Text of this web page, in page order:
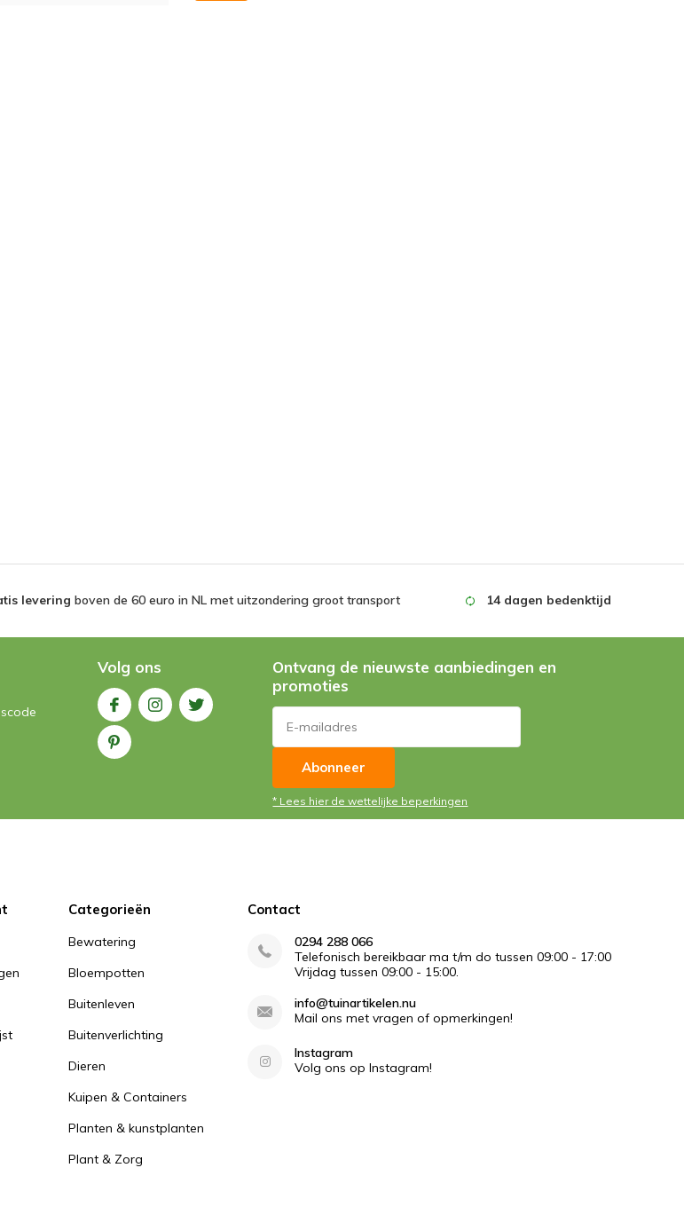
levering boven de 60 euro in NL met uitzondering groot transport 14 dagen bedenktijd
Volg ons
Ontvang de nieuwste aanbiedingen en
promoties
Abonneer
* Lees hier de wettelijke beperkingen
Categorieën
Bewatering
Bloempotten
Buitenleven
Buitenverlichting
Dieren
Kuipen & Containers
Planten & kunstplanten
Plant & Zorg
Contact
0294 288 066
Telefonisch bereikbaar ma t/m do tussen 09:00 - 17:00
Vrijdag tussen 09:00 - 15:00.
info@tuinartikelen.nu
Mail ons met vragen of opmerkingen!
Instagram
Volg ons op Instagram!